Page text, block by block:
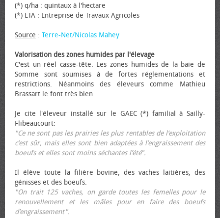
(*) q/ha : quintaux à l'hectare
(*) ETA : Entreprise de Travaux Agricoles
Source : Terre-Net/Nicolas Mahey
Valorisation des zones humides par l'élevage
C'est un réel casse-tête. Les zones humides de la baie de
Somme sont soumises à de fortes réglementations et
restrictions. Néanmoins des éleveurs comme Mathieu
Brassart le font très bien.
Je cite l'éleveur installé sur le GAEC (*) familial à Sailly-
Flibeaucourt:
"Ce ne sont pas les prairies les plus rentables de l’exploitation
c’est sûr, mais elles sont bien adaptées à l’engraissement des
bœufs et elles sont moins séchantes l’été".
Il élève toute la filière bovine, des vaches laitières, des
génisses et des bœufs.
"On trait 125 vaches, on garde toutes les femelles pour le
renouvellement et les mâles pour en faire des bœufs
d’engraissement".